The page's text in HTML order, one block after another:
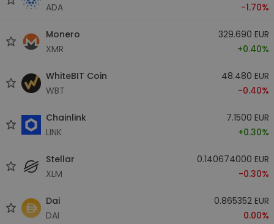
ADA
-1.70%
Monero
XMR
329.690 EUR
+0.40%
WhiteBIT Coin
WBT
48.480 EUR
-0.40%
Chainlink
LINK
7.1500 EUR
+0.30%
Stellar
XLM
0.140674000 EUR
-0.30%
Dai
DAI
0.865352 EUR
0.00%